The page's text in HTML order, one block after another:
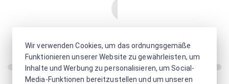
Wir verwenden Cookies, um das ordnungsgemäße
Funktionieren unserer Website zu gewährleisten, um
Inhalte und Werbung zu personalisieren, um Social-
Media-Funktionen bereitzustellen und um unseren